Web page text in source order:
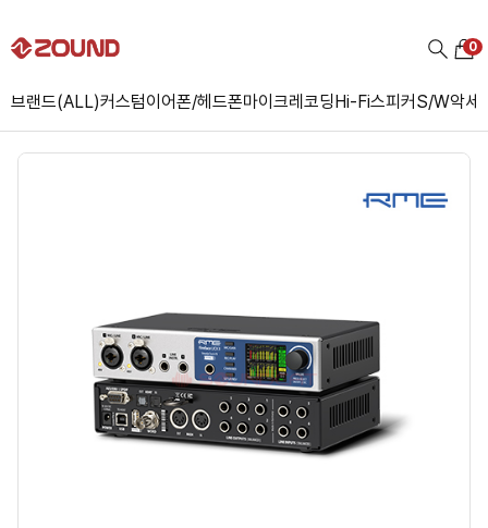
브랜드(ALL)커스텀이어폰/헤드폰마이크레코딩Hi-Fi스피커S/W악세
0